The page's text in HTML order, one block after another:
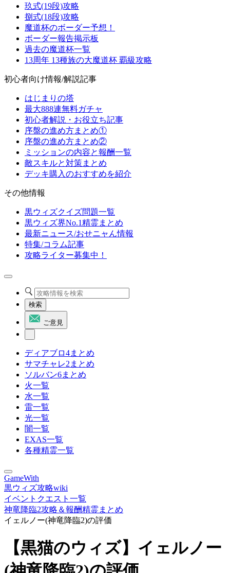
玖式(19段)攻略
捌式(18段)攻略
魔道杯のボーダー予想！
ボーダー報告掲示板
過去の魔道杯一覧
13周年 13種族の大魔道杯 覇級攻略
初心者向け情報/解説記事
はじまりの塔
最大888連無料ガチャ
初心者解説・お役立ち記事
序盤の進め方まとめ①
序盤の進め方まとめ②
ミッションの内容と報酬一覧
敵スキルと対策まとめ
デッキ購入のおすすめを紹介
その他情報
黒ウィズクイズ問題一覧
黒ウィズ界No.1精霊まとめ
最新ニュース/おせニャん情報
特集/コラム記事
攻略ライター募集中！
検索
ご意見
ディアブロ4まとめ
サマチャレ2まとめ
ソルバン6まとめ
火一覧
水一覧
雷一覧
光一覧
闇一覧
EXAS一覧
各種精霊一覧
GameWith
黒ウィズ攻略wiki
イベントクエスト一覧
神竜降臨2攻略＆報酬精霊まとめ
イェルノー(神竜降臨2)の評価
【黒猫のウィズ】イェルノー